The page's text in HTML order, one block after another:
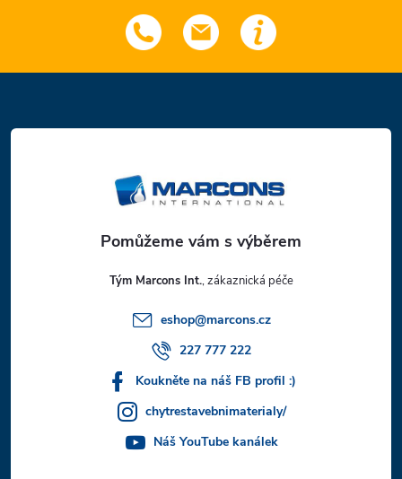
á
Tým Marcons Int.
eshop@marcons.cz
227 777 222
Koukněte na náš FB profil :)
chytrestavebnimaterialy/
Náš YouTube kanálek